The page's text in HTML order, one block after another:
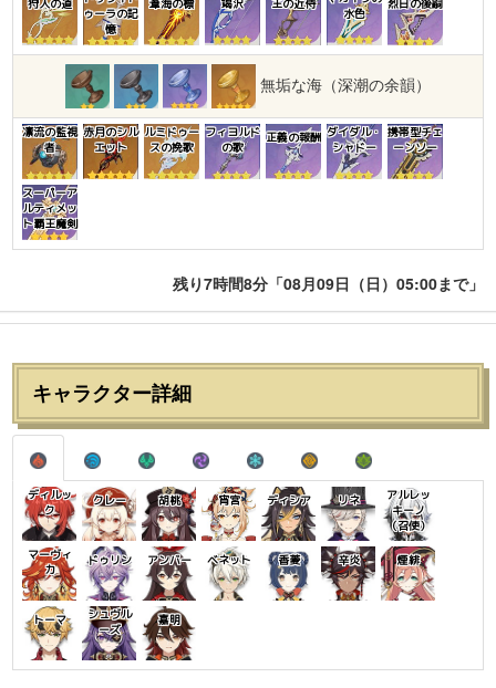
狩人の道
ゥーラの記
憶
葦海の標 竭沢 王の近侍
水色
烈日の後嗣
無垢な海（深潮の余韻）
凛流の監視
者
赤月のシル
エット
ルミドゥー
スの挽歌
フィヨルド
の歌
正義の報酬 ダイダル・
シャドー
携帯型チェ
ーンソー
スーパーア
ルティメッ
ト覇王魔剣
残り7時間8分「08月09日（日）05:00まで」
キャラクター詳細
ディルッ
ク
クレー 胡桃 宵宮 ディシア リネ
アルレッ
キーノ
（召使）
マーヴィ
カ
ドゥリン アンバー ベネット 香菱 辛炎 煙緋
トーマ
シュヴル
ーズ
嘉明